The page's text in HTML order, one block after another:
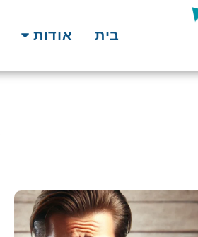
בית אודות